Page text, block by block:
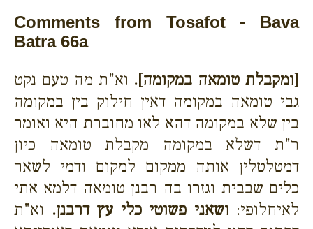
Comments from Tosafot - Bava
Batra 66a
[ומקבלת טומאה במקומה]. וא"ת מה טעם נקט
גבי טומאה במקומה דאין חילוק בין במקומה
בין שלא במקומה דהא לאו מחוברת היא ואומר
ר"ת דשלא במקומה מקבלת טומאה כיון
דמטלטלין אותה ממקום למקום ודמי לשאר
כלים שבבית וגזרו בה רבנן טומאה דלמא אתי
לאיחלופי: ושאני פשוטי כלי עץ דרבנן. וא"ת